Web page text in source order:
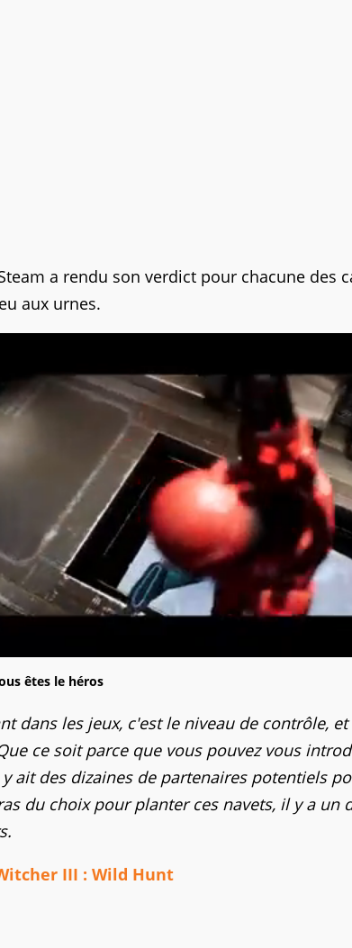
a rendu son verdict pour chacune des
aux urnes.
êtes le héros
dans les jeux, c'est le niveau de contrôle,
ce soit parce que vous pouvez vous
ait des dizaines de partenaires potentiels
du choix pour planter ces navets, il y a
III : Wild Hunt